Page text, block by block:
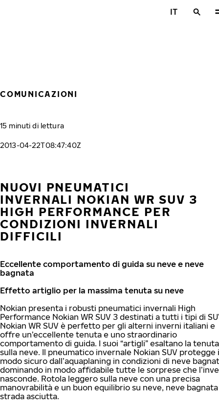
IT
COMUNICAZIONI
15 minuti di lettura
2013-04-22T08:47:40Z
NUOVI PNEUMATICI
INVERNALI NOKIAN WR SUV 3
HIGH PERFORMANCE PER
CONDIZIONI INVERNALI
DIFFICILI
Eccellente comportamento di guida su neve e neve
bagnata
Effetto artiglio per la massima tenuta su neve
Nokian presenta i robusti pneumatici invernali High
Performance Nokian WR SUV 3 destinati a tutti i tipi di
Nokian WR SUV è perfetto per gli alterni inverni italiani e
offre un’eccellente tenuta e uno straordinario
comportamento di guida. I suoi “artigli” esaltano la tenuta
sulla neve. Il pneumatico invernale Nokian SUV protegge
modo sicuro dall’aquaplaning in condizioni di neve
dominando in modo affidabile tutte le sorprese che
nasconde. Rotola leggero sulla neve con una precisa
manovrabilità e un buon equilibrio su neve, neve
strada asciutta.